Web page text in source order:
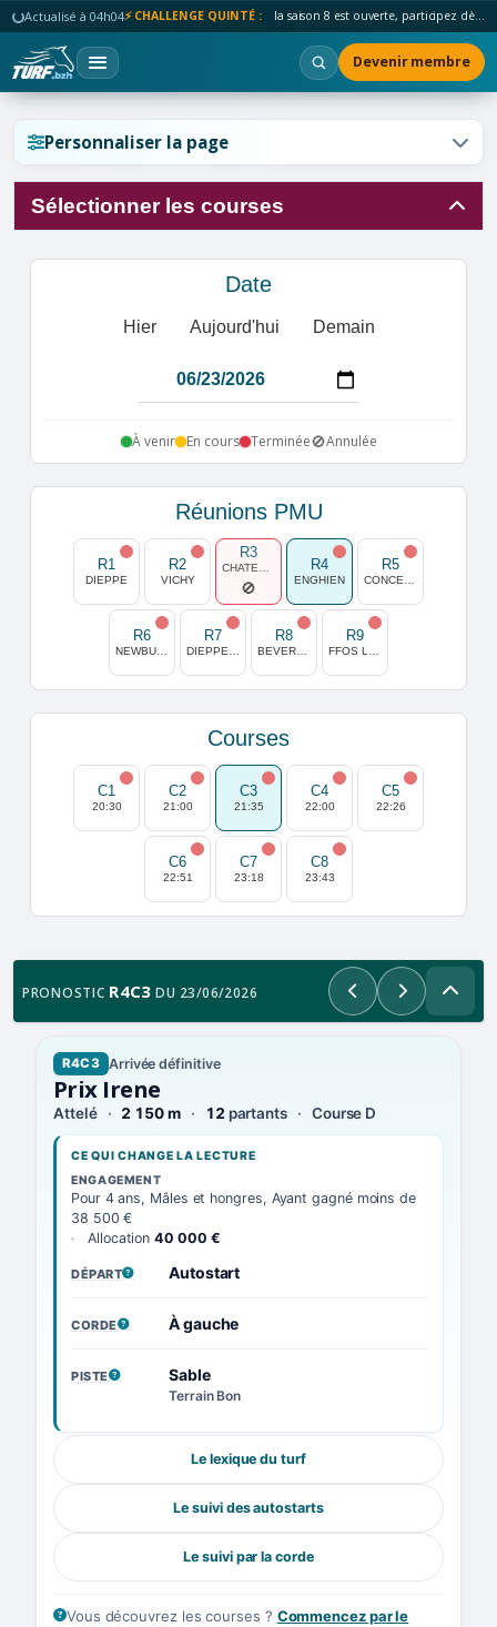
Actualisé à 04h04⚡ CHALLENGE QUINTÉ : la saison 8 est ouverte, participez dès maintenant !
Devenir membre
Personnaliser la page
Sélectionner les courses
Date
Hier Aujourd'hui Demain
À venir En cours Terminée🚫Annulée
Réunions PMU
R1
DIEPPE
R2
VICHY
R3
R4
ENGHIEN
R5
R6 R7 R8 R9
Courses
C1
20:30
C2
21:00
C3
21:35
C4
22:00
C5
22:26
C6
22:51
C7
23:18
C8
23:43
PRONOSTIC R4C3 DU 23/06/2026 PrécédentSuivant
R4C3 Arrivée définitive
Prix Irene
Attelé 2 150 m 12 partants Course D
CE QUI CHANGE LA LECTURE
ENGAGEMENT
Pour 4 ans, Mâles et hongres, Ayant gagné moins de
38 500 €
Allocation40 000 €
DÉPART
, VOIR LA DÉFINITIONAutostart
CORDE
, VOIR LA DÉFINITION
À gauche
PISTE
, VOIR LA DÉFINITION
Sable
Terrain Bon
Le lexique du turf
Le suivi des autostarts
Le suivi par la corde
Vous découvrez les courses ? Commencez par le
Réinitialiser l'affichage ?
Réinitialiser